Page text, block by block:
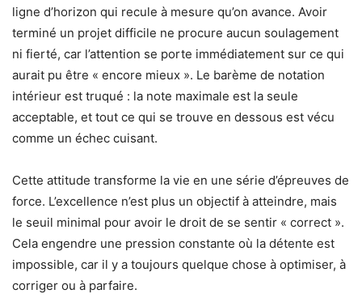
ligne d’horizon qui recule à mesure qu’on avance. Avoir
terminé un projet difficile ne procure aucun soulagement
ni fierté, car l’attention se porte immédiatement sur ce qui
aurait pu être « encore mieux ». Le barème de notation
intérieur est truqué : la note maximale est la seule
acceptable, et tout ce qui se trouve en dessous est vécu
comme un échec cuisant.
Cette attitude transforme la vie en une série d’épreuves de
force. L’excellence n’est plus un objectif à atteindre, mais
le seuil minimal pour avoir le droit de se sentir « correct ».
Cela engendre une pression constante où la détente est
impossible, car il y a toujours quelque chose à optimiser, à
corriger ou à parfaire.